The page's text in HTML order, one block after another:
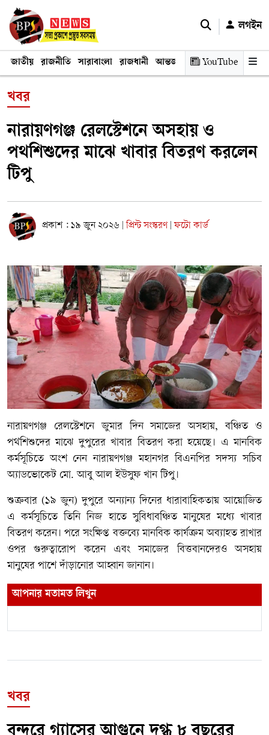
লগইন
জাতীয় রাজনীতি সারাবাংলা রাজধানী আন্তর্জাতিক অর্থনীতি তথ্য
YouTube
খবর
নারায়ণগঞ্জ রেলস্টেশনে অসহায় ও
পথশিশুদের মাঝে খাবার বিতরণ করলেন
টিপু
প্রকাশ : ১৯ জুন ২০২৬ প্রিন্ট সংস্করণ ফটো কার্ড
নারায়ণগঞ্জ রেলস্টেশনে জুমার দিন সমাজের অসহায়, বঞ্চিত ও
পথশিশুদের মাঝে দুপুরের খাবার বিতরণ করা হয়েছে। এ মানবিক
কর্মসূচিতে অংশ নেন নারায়ণগঞ্জ মহানগর বিএনপির সদস্য সচিব
অ্যাডভোকেট মো. আবু আল ইউসুফ খান টিপু।
শুক্রবার (১৯ জুন) দুপুরে অন্যান্য দিনের ধারাবাহিকতায় আয়োজিত
এ কর্মসূচিতে তিনি নিজ হাতে সুবিধাবঞ্চিত মানুষের মধ্যে খাবার
বিতরণ করেন। পরে সংক্ষিপ্ত বক্তব্যে মানবিক কার্যক্রম অব্যাহত রাখার
ওপর গুরুত্বারোপ করেন এবং সমাজের বিত্তবানদেরও অসহায়
মানুষের পাশে দাঁড়ানোর আহ্বান জানান।
আপনার মতামত লিখুন
খবর